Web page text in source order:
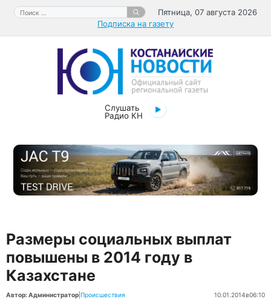
Перейти
содержимому
Поиск:
Пятница, 07 августа 2026
Подписка на газету
Слушать
Радио КН
Размеры социальных выплат
повышены в 2014 году в
Казахстане
Автор: Администратор Происшествия 10.01.2014в06:10